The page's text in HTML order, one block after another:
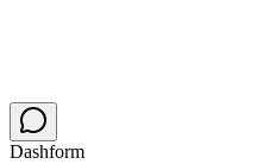
Dashform